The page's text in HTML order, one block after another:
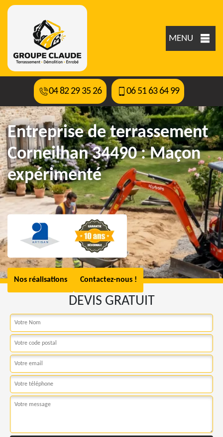
MENU
04 82 29 35 26 06 51 63 64 99
Entreprise de terrassement
Corneilhan 34490 : Maçon
expérimenté
Nos réalisations Contactez-nous !
DEVIS GRATUIT